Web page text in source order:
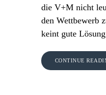
die V+M nicht
den Wettbewerb
keint gute
CONTINUE